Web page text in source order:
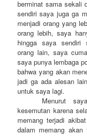
berminat sama sekali
sendiri saya juga ga
menjadi orang yang
orang lebih, saya
hingga saya sendiri
orang lain, saya
saya punya lembaga
bahwa yang akan
jadi ga ada alesan
untuk saya lagi.
Menurut
kesemutan karena
memang terjadi
dalam memang